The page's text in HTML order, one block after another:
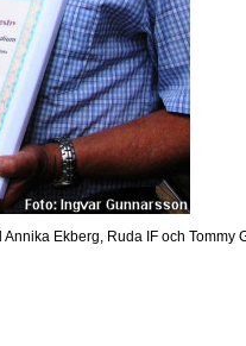
Ekberg, Ruda IF och Tommy